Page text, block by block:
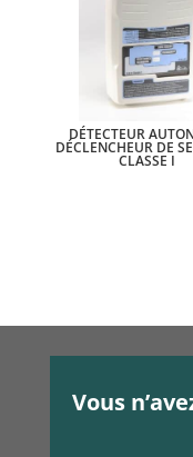
DÉTECTEUR
DÉCLENCHEUR DE
CLASSE I
Vous